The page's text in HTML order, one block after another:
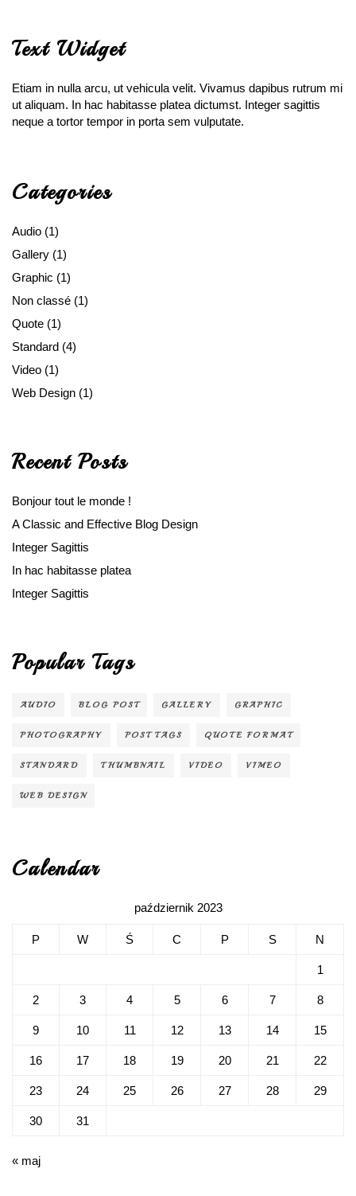
Text Widget
Etiam in nulla arcu, ut vehicula velit. Vivamus dapibus rutrum mi
ut aliquam. In hac habitasse platea dictumst. Integer sagittis
neque a tortor tempor in porta sem vulputate.
Categories
Audio (1)
Gallery (1)
Graphic (1)
Non classé (1)
Quote (1)
Standard (4)
Video (1)
Web Design (1)
Recent Posts
Bonjour tout le monde !
A Classic and Effective Blog Design
Integer Sagittis
In hac habitasse platea
Integer Sagittis
Popular Tags
AUDIO BLOG POST GALLERY GRAPHIC
PHOTOGRAPHY POST TAGS QUOTE FORMAT
STANDARD THUMBNAIL VIDEO VIMEO
WEB DESIGN
Calendar
październik 2023
P W Ś C P S N
1
2 3 4 5 6 7 8
9 10 11 12 13 14 15
16 17 18 19 20 21 22
23 24 25 26 27 28 29
30 31
« maj